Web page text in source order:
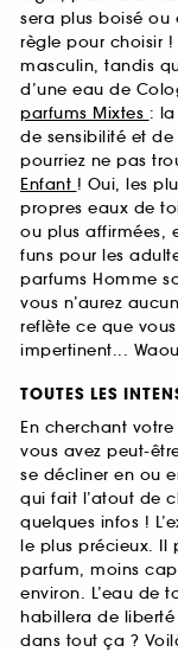
sera plus boisé ou
règle pour choisir
masculin, tandis
d’une eau de
parfums Mixtes :
de sensibilité et
pourriez ne pas
Enfant ! Oui, les
propres eaux de
ou plus affirmées,
funs pour les
parfums Homme
vous n’aurez
reflète ce que
impertinent...
TOUTES LES
En cherchant
vous avez peut-
se décliner en ou
qui fait l’atout de
quelques infos !
le plus précieux. Il
parfum, moins
environ. L’eau de
habillera de liberté
dans tout ça ?